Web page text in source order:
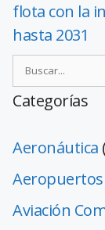
flota con la
hasta 2031
Categorías
Aeronáutica
Aeropuertos
Aviación